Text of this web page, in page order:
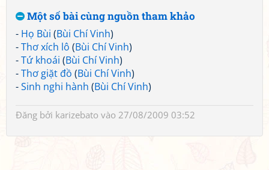
Một số bài cùng nguồn tham khảo
- Họ Bùi (Bùi Chí Vinh)
-Thơ xích lô (Bùi Chí Vinh)
-Tứ khoái (Bùi Chí Vinh)
-Thơ giặt đồ (Bùi Chí Vinh)
-Sinh nghi hành (Bùi Chí Vinh)
Đăng bởi karizebato vào 27/08/2009 03:52